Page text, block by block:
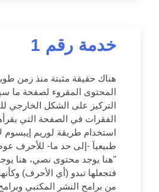
خدمة رقم 1
هناك حقيقة مثبتة منذ زمن
المحتوى المقروء لصفحة ما
التركيز على الشكل الخارجي
الفقرات في الصفحة التي
استخدام طريقة لوريم إيبسوم
طبيعياَ -إلى حد ما- للأحرف
"هنا يوجد محتوى نصي، هنا
فتجعلها تبدو (أي الأحرف)
من برامح النشر المكتبي